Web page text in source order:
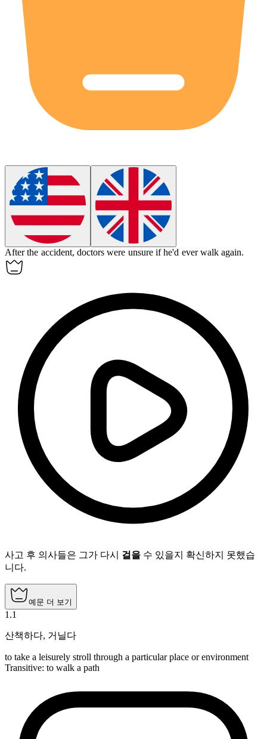
After the accident, doctors were unsure if he'd everwalk again.
사고 후 의사들은 그가 다시 걸을 수 있을지 확신하지 못했습
니다.
예문 더 보기
1 .1
산책하다, 거닐다
to take a leisurely stroll through a particular place or environment
Transitive: to walk a path